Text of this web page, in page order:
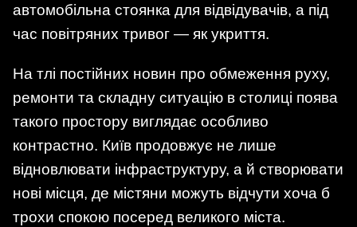
автомобільна стоянка для відвідувачів, а під
час повітряних тривог — як укриття.
На тлі постійних новин про обмеження руху,
ремонти та складну ситуацію в столиці поява
такого простору виглядає особливо
контрастно. Київ продовжує не лише
відновлювати інфраструктуру, а й створювати
нові місця, де містяни можуть відчути хоча б
трохи спокою посеред великого міста.